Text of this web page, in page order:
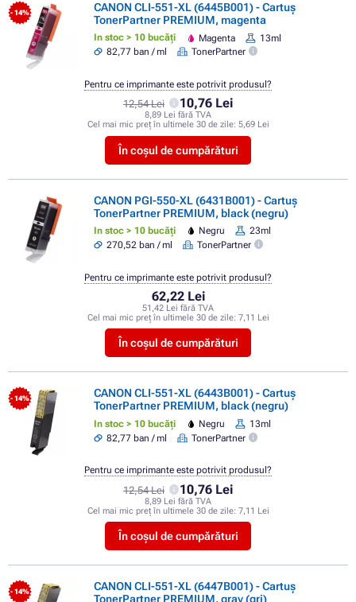
- 14%
CANON CLI-551-XL (6445B001) - Cartuș
TonerPartner PREMIUM, magenta
In stoc > 10 bucăți Magenta
13ml
82,77 ban / ml
TonerPartner
12,54 Lei 10,76 Lei
8,89 Lei fără TVA
Cel mai mic preț în ultimele 30 de zile: 5,69 Lei
În coșul de cumpărături
Pentru ce imprimante este potrivit produsul?
CANON PGI-550-XL (6431B001) - Cartuș
TonerPartner PREMIUM, black (negru)
In stoc > 10 bucăți Negru
23ml
270,52 ban / ml
TonerPartner
62,22 Lei
51,42 Lei fără TVA
Cel mai mic preț în ultimele 30 de zile: 7,11 Lei
În coșul de cumpărături
Pentru ce imprimante este potrivit produsul?
- 14%
CANON CLI-551-XL (6443B001) - Cartuș
TonerPartner PREMIUM, black (negru)
In stoc > 10 bucăți Negru
13ml
82,77 ban / ml
TonerPartner
12,54 Lei 10,76 Lei
8,89 Lei fără TVA
Cel mai mic preț în ultimele 30 de zile: 7,11 Lei
În coșul de cumpărături
Pentru ce imprimante este potrivit produsul?
- 14%
CANON CLI-551-XL (6447B001) - Cartuș
TonerPartner PREMIUM, gray (gri)